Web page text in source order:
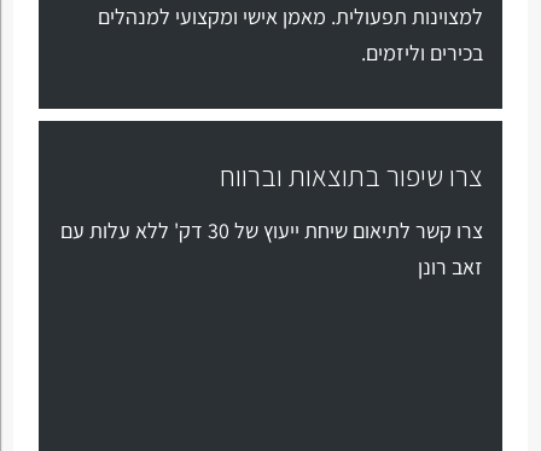
למצוינות תפעולית. מאמן אישי ומקצועי למנהלים
בכירים וליזמים.
צרו שיפור בתוצאות וברווח
צרו קשר לתיאום שיחת ייעוץ של 30 דק' ללא עלות עם
זאב רונן